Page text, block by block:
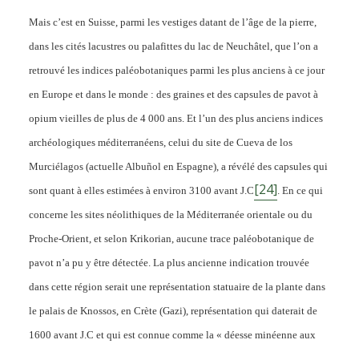
diffusions d’un cultivar
Pierre-Arnaud Chouvy 3 November 2011
Mais c’est en Suisse, parmi les vestiges datant de l’âge de la pierre,
dans les cités lacustres ou palafittes du lac de Neuchâtel, que l’on a
retrouvé les indices paléobotaniques parmi les plus anciens à ce jour
en Europe et dans le monde : des graines et des capsules de pavot à
opium vieilles de plus de 4 000 ans. Et l’un des plus anciens indices
archéologiques méditerranéens, celui du site de Cueva de los
Murciélagos (actuelle Albuñol en Espagne), a révélé des capsules qui
sont quant à elles estimées à environ 3100 avant J.C[24]. En ce qui
concerne les sites néolithiques de la Méditerranée orientale ou du
Proche-Orient, et selon Krikorian, aucune trace paléobotanique de
pavot n’a pu y être détectée. La plus ancienne indication trouvée
dans cette région serait une représentation statuaire de la plante dans
le palais de Knossos, en Crète (Gazi), représentation qui daterait de
1600 avant J.C et qui est connue comme la « déesse minéenne aux